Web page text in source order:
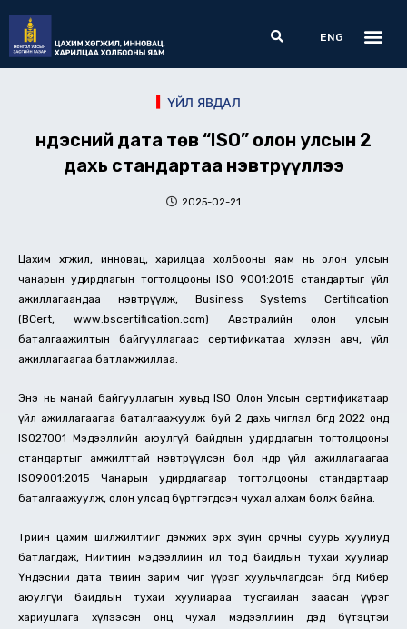
content
Search
ENG
ҮЙЛ ЯВДАЛ
Үндэсний дата төв “ISO” олон улсын 2
дахь стандартаа нэвтрүүллээ
2025-02-21
Цахим хөгжил, инновац, харилцаа холбооны яам нь олон улсын
чанарын удирдлагын тогтолцооны ISO 9001:2015 стандартыг үйл
ажиллагаандаа нэвтрүүлж, Business Systems Certification
(BCert, www.bscertification.com) Австралийн олон улсын
баталгаажилтын байгууллагаас сертификатаа хүлээн авч, үйл
ажиллагаагаа батламжиллаа.
Энэ нь манай байгууллагын хувьд ISO Олон Улсын сертификатаар
үйл ажиллагаагаа баталгаажуулж буй 2 дахь чиглэл бөгөөд 2022 онд
ISO27001 Мэдээллийн аюулгүй байдлын удирдлагын тогтолцооны
стандартыг амжилттай нэвтрүүлсэн бол өнөөдөр үйл ажиллагаагаа
ISO9001:2015 Чанарын удирдлагаар тогтолцооны стандартаар
баталгаажуулж, олон улсад бүртгэгдсэн чухал алхам болж байна.
Төрийн цахим шилжилтийг дэмжих эрх зүйн орчны суурь хуулиуд
батлагдаж, Нийтийн мэдээллийн ил тод байдлын тухай хуулиар
Үндэсний дата төвийн зарим чиг үүрэг хуульчлагдсан бөгөөд Кибер
аюулгүй байдлын тухай хуулиараа тусгайлан заасан үүрэг
хариуцлага хүлээсэн онц чухал мэдээллийн дэд бүтэцтэй